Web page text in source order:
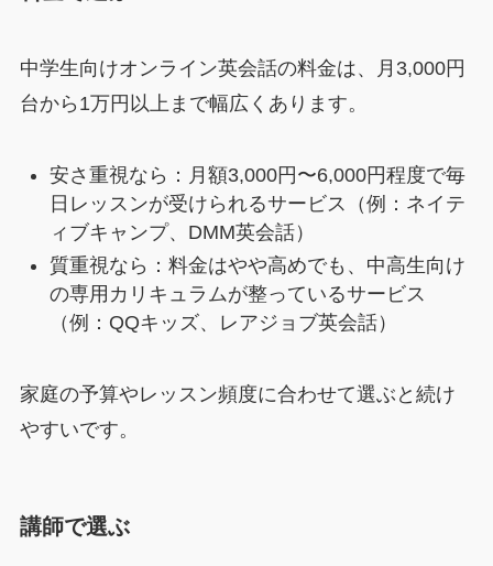
中学生向けオンライン英会話の料金は、月3,000円
台から1万円以上まで幅広くあります。
安さ重視なら：月額3,000円〜6,000円程度で毎
日レッスンが受けられるサービス（例：ネイテ
ィブキャンプ、DMM英会話）
質重視なら：料金はやや高めでも、中高生向け
の専用カリキュラムが整っているサービス
（例：QQキッズ、レアジョブ英会話）
家庭の予算やレッスン頻度に合わせて選ぶと続け
やすいです。
講師で選ぶ